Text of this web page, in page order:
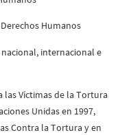
Humanos
internacional e
las Víctimas de la Tortura
Unidas en 1997,
Contra la Tortura y en